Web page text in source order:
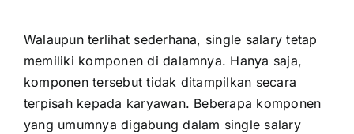
Walaupun terlihat sederhana, single salary tetap
memiliki komponen di dalamnya. Hanya saja,
komponen tersebut tidak ditampilkan secara
terpisah kepada karyawan. Beberapa komponen
yang umumnya digabung dalam single salary